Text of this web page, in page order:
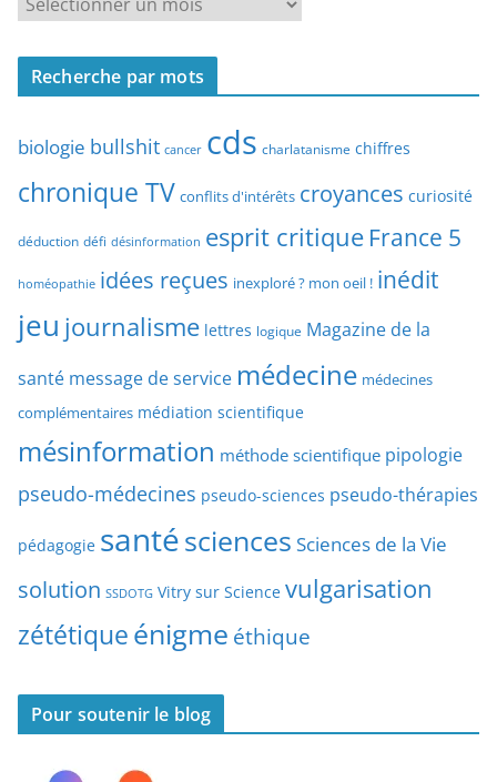
e
a
y
e
d
’
a
i
c
e
c
r
h
p
a
t
e
Recherche par mots
biologie bullshit cancer cds charlatanisme chiffres
chronique TV conflits d'intérêts croyances curiosité
déduction défi désinformation esprit critique France 5
homéopathie idées reçues inexploré ? mon oeil ! inédit
jeu journalisme lettres logique Magazine de la
santé message de service médecine médecines
complémentaires médiation scientifique
mésinformation méthode scientifique pipologie
pseudo-médecines pseudo-sciences pseudo-thérapies
pédagogie santésciences Sciences de la Vie
solution SSDOTG Vitry sur Science vulgarisation
zététiqueénigme éthique
Pour soutenir le blog